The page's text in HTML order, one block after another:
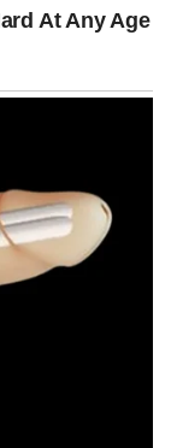
Ovnove.
tok vašeg
ljubavi,
ostaviti
je sigurno –
zauvek pamtiti.